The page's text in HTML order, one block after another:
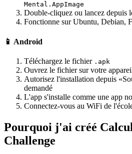
Mental.AppImage
Double-cliquez ou lancez depuis
Fonctionne sur Ubuntu, Debian,
📱 Android
Téléchargez le fichier .apk
Ouvrez le fichier sur votre
Autorisez l'installation depuis
demandé
L'app s'installe comme une app
Connectez-vous au WiFi de
Pourquoi j'ai créé
Challenge